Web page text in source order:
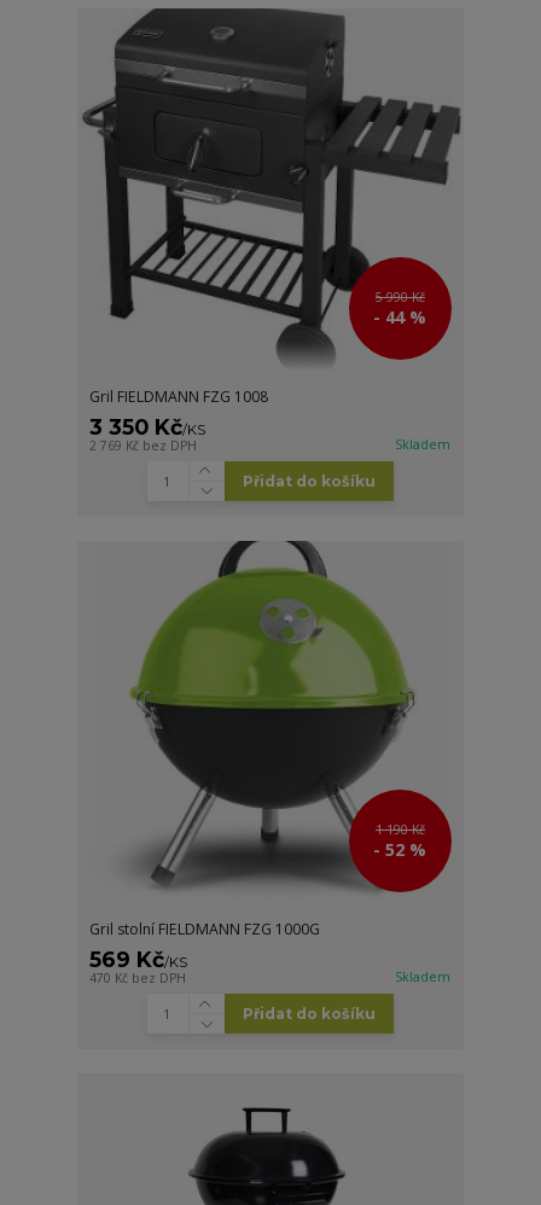
5 990 Kč
- 44 %
Gril FIELDMANN FZG 1008
3 350 Kč/KS
2 769 Kč bez DPH Skladem
Přidat do košíku
1 190 Kč
- 52 %
Gril stolní FIELDMANN FZG 1000G
569 Kč/KS
470 Kč bez DPH Skladem
Přidat do košíku